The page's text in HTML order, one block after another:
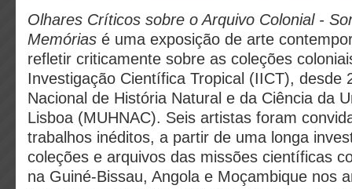
Olhares Críticos sobre o Arquivo Colonial -
Memórias é uma exposição de arte
refletir criticamente sobre as coleções
Investigação Científica Tropical (IICT), desde
Nacional de História Natural e da Ciência da
Lisboa (MUHNAC). Seis artistas foram
trabalhos inéditos, a partir de uma longa
coleções e arquivos das missões científicas
na Guiné-Bissau, Angola e Moçambique nos